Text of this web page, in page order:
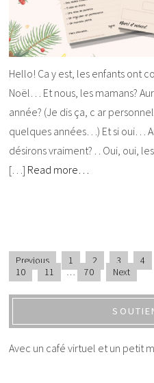
Hello! Ca y est, les enfants ont
Noël… Et nous, les mamans?
année? (Je dis ça, c ar
quelques années…) Et si oui…
désirons vraiment? . . Oui, oui,
[…] Read more…
Previous 1 2 3 4
10
11 … 70 Next
Avec un café virtuel et un petit